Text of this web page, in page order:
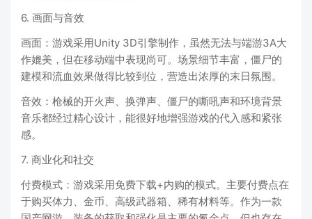
6. 画面与音效
画面：游戏采用Unity 3D引擎制作，虽然无法与端游3A大
作媲美，但在移动端中表现尚可。场景细节丰富，僵尸的
建模和流血效果做得比较到位，营造出浓厚的末日氛围。
音效：枪械的开火声、换弹声、僵尸的嘶吼声和环境背景
音乐都经过精心设计，能很好地增强游戏的代入感和紧张
感。
7. 商业化和社交
付费模式：游戏采用免费下载+内购的模式。主要付费点在
于购买体力、金币、高级武器箱、稀有材料等。作为一款